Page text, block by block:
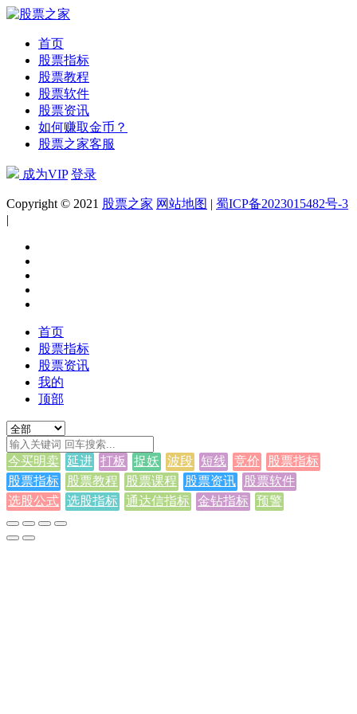
首页
股票指标
股票教程
股票软件
股票资讯
如何赚取金币？
股票之家客服
成为VIP 登录
Copyright © 2021 股票之家 网站地图 | 蜀ICP备2023015482号-3
|
首页
股票指标
股票资讯
我的
顶部
今买明卖 延进 打板 捉妖 波段 短线 竞价
股票指标
股票指标
股票教程 股票课程 股票资讯
股票软件
选股公式 选股指标 通达信指标 金钻指标 预警